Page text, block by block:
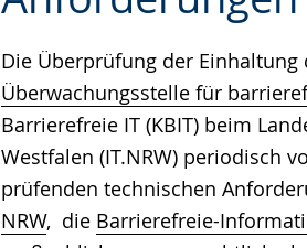
Die Überprüfung der
Überwachungsstelle für
Barrierefreie IT (KBIT) beim
Westfalen (IT.NRW) periodisch
prüfenden technischen
NRW, die Barrierefreie-
wechseln.
Deutscher
wird
angezeigt.